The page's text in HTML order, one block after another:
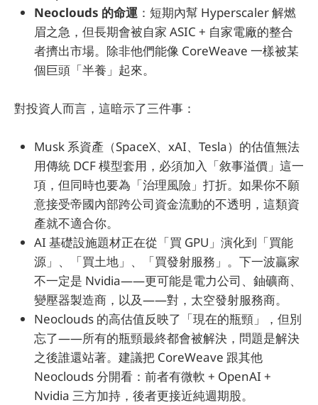
Neoclouds 的命運 ：短期內幫 Hyperscaler 解燃
眉之急，但長期會被自家 ASIC + 自家電廠的整合
者擠出市場。除非他們能像 CoreWeave 一樣被某
個巨頭「半養」起來。
對投資人而言，這暗示了三件事：
Musk 系資產（SpaceX、xAI、Tesla）的估值無法
用傳統 DCF 模型套用，必須加入「敘事溢價」這一
項，但同時也要為「治理風險」打折。如果你不願
意接受帝國內部跨公司資金流動的不透明，這類資
產就不適合你。
AI 基礎設施題材正在從「買 GPU」演化到「買能
源」、「買土地」、「買發射服務」。下一波贏家
不一定是 Nvidia——更可能是電力公司、鈾礦商、
變壓器製造商，以及——對，太空發射服務商。
Neoclouds 的高估值反映了「現在的瓶頸」，但別
忘了——所有的瓶頸最終都會被解決，問題是解決
之後誰還站著。建議把 CoreWeave 跟其他
Neoclouds 分開看：前者有微軟 + OpenAI +
Nvidia 三方加持，後者更接近純週期股。